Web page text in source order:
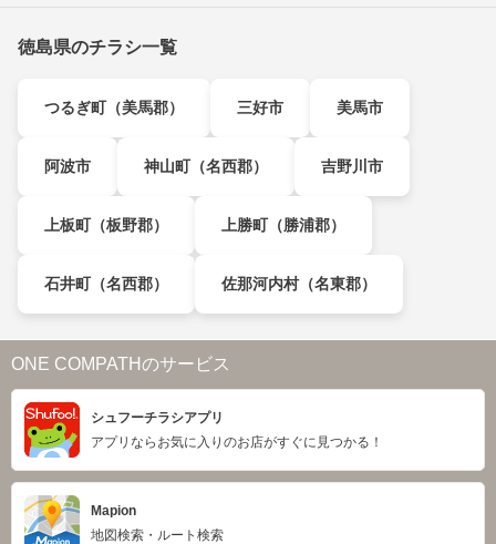
徳島県のチラシ一覧
つるぎ町（美馬郡） 三好市 美馬市
阿波市 神山町（名西郡） 吉野川市
上板町（板野郡） 上勝町（勝浦郡）
石井町（名西郡） 佐那河内村（名東郡）
ONE COMPATHのサービス
シュフーチラシアプリ
アプリならお気に入りのお店がすぐに見つかる！
Mapion
地図検索・ルート検索